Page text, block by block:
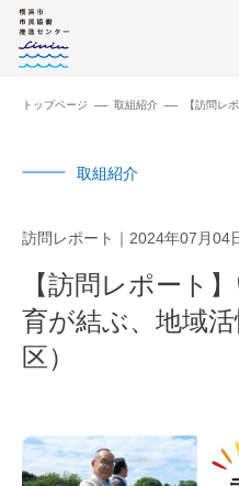
トップページ 取組紹介 【訪問レポ
取組紹介
訪問レポート 2024年07月04
【訪問レポート
育が結ぶ、地域
区）